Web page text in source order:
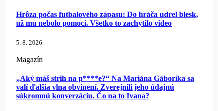
Hrôza počas futbalového zápasu: Do hráča udrel blesk,
už mu nebolo pomoci. Všetko to zachytilo video
5. 8. 2026
Magazín
„Aký máš strih na p****e?“ Na Mariána Gáboríka sa
valí ďalšia vlna obvinení. Zverejnili jeho údajnú
súkromnú konverzáciu. Čo na to Ivana?